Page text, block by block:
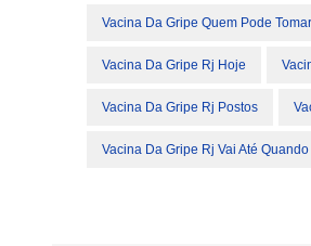
Vacina Da Gripe Quem Pode Tomar
Vacina Da Gripe Rj Hoje
Vacina Da Gripe Rj Postos
Vacina Da Gripe Rj Vai Até Quando